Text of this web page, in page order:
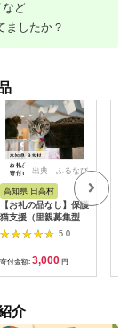
など
ましたか？
出典：ふるなび
高知県 日高村
【お礼の品なし】保護
猫支援（里親募集型保
護猫カフェ）｜寄付・
動物愛護・保護猫活動
5.0
寄付金額: 3,000 円
介